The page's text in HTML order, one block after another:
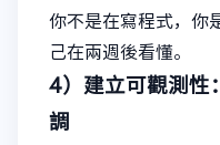
你不是在寫程式，你
己在兩週後看懂。
4）建立可觀測性
調